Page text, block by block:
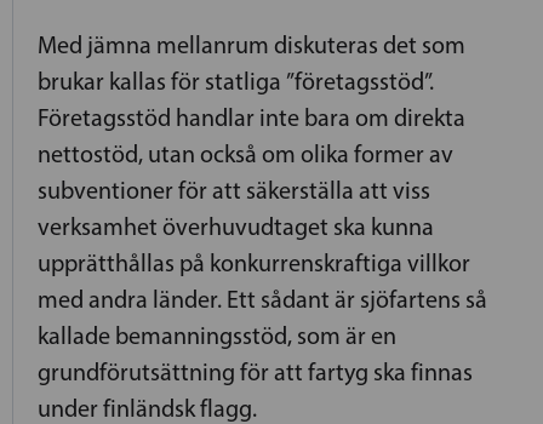
Med jämna mellanrum diskuteras det som
brukar kallas för statliga ”företagsstöd”.
Företagsstöd handlar inte bara om direkta
nettostöd, utan också om olika former av
subventioner för att säkerställa att viss
verksamhet överhuvudtaget ska kunna
upprätthållas på konkurrenskraftiga villkor
med andra länder. Ett sådant är sjöfartens så
kallade bemanningsstöd, som är en
grundförutsättning för att fartyg ska finnas
under finländsk flagg.